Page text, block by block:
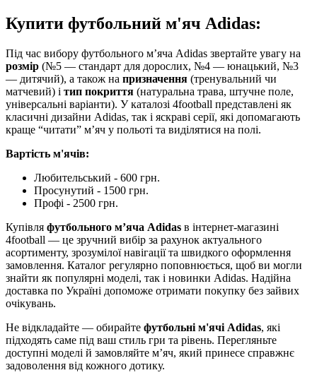
Купити футбольний м'яч Adidas:
Під час вибору футбольного м’яча Adidas звертайте увагу на
розмір (№5 — стандарт для дорослих, №4 — юнацький, №3
— дитячий), а також на призначення (тренувальний чи
матчевий) і тип покриття (натуральна трава, штучне поле,
універсальні варіанти). У каталозі 4football представлені як
класичні дизайни Adidas, так і яскраві серії, які допомагають
краще “читати” м’яч у польоті та виділятися на полі.
Вартість м'ячів:
Любительський - 600 грн.
Просунутий - 1500 грн.
Профі - 2500 грн.
Купівля футбольного м’яча Adidas в інтернет-магазині
4football — це зручний вибір за рахунок актуального
асортименту, зрозумілої навігації та швидкого оформлення
замовлення. Каталог регулярно поповнюється, щоб ви могли
знайти як популярні моделі, так і новинки Adidas. Надійна
доставка по Україні допоможе отримати покупку без зайвих
очікувань.
Не відкладайте — обирайте футбольні м'ячі Adidas, які
підходять саме під ваш стиль гри та рівень. Перегляньте
доступні моделі й замовляйте м’яч, який принесе справжнє
задоволення від кожного дотику.